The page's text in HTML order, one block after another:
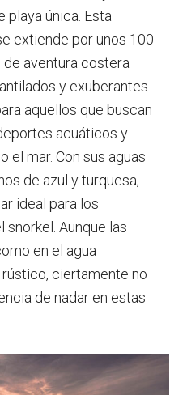
playa única. Esta
extiende por unos 100
aventura costera
y exuberantes
aquellos que buscan
acuáticos y
el mar. Con sus aguas
de azul y turquesa,
ideal para los
Aunque las
en el agua
ciertamente no
de nadar en estas